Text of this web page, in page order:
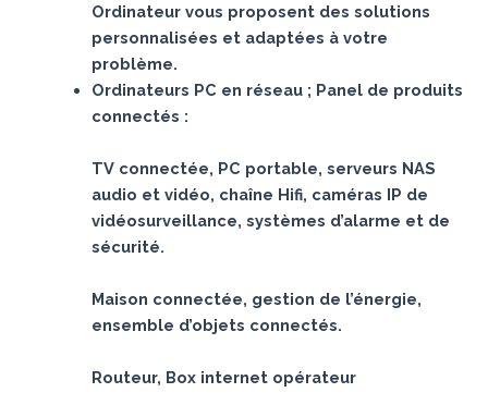
Ordinateur vous proposent des solutions
personnalisées et adaptées à votre
problème.
Ordinateurs PC en réseau ; Panel de produits
connectés :
TV connectée, PC portable, serveurs NAS
audio et vidéo, chaîne Hifi, caméras IP de
vidéosurveillance, systèmes d’alarme et de
sécurité.
Maison connectée, gestion de l’énergie,
ensemble d’objets connectés.
Routeur, Box internet opérateur